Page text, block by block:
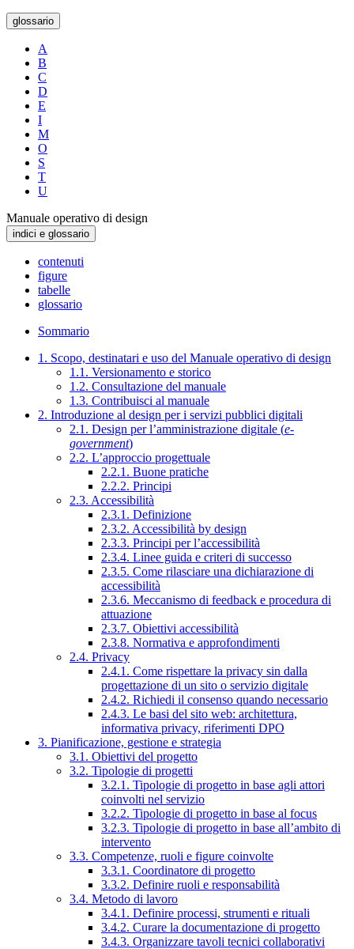
glossario
A
B
C
D
E
I
M
O
S
T
U
Manuale operativo di design
indici e glossario
contenuti
figure
tabelle
glossario
Sommario
1. Scopo, destinatari e uso del Manuale operativo di design
1.1. Versionamento e storico
1.2. Consultazione del manuale
1.3. Contribuisci al manuale
2. Introduzione al design per i servizi pubblici digitali
2.1. Design per l’amministrazione digitale (e-
government)
2.2. L’approccio progettuale
2.2.1. Buone pratiche
2.2.2. Principi
2.3. Accessibilità
2.3.1. Definizione
2.3.2. Accessibilità by design
2.3.3. Principi per l’accessibilità
2.3.4. Linee guida e criteri di successo
2.3.5. Come rilasciare una dichiarazione di
accessibilità
2.3.6. Meccanismo di feedback e procedura di
attuazione
2.3.7. Obiettivi accessibilità
2.3.8. Normativa e approfondimenti
2.4. Privacy
2.4.1. Come rispettare la privacy sin dalla
progettazione di un sito o servizio digitale
2.4.2. Richiedi il consenso quando necessario
2.4.3. Le basi del sito web: architettura,
informativa privacy, riferimenti DPO
3. Pianificazione, gestione e strategia
3.1. Obiettivi del progetto
3.2. Tipologie di progetti
3.2.1. Tipologie di progetto in base agli attori
coinvolti nel servizio
3.2.2. Tipologie di progetto in base al focus
3.2.3. Tipologie di progetto in base all’ambito di
intervento
3.3. Competenze, ruoli e figure coinvolte
3.3.1. Coordinatore di progetto
3.3.2. Definire ruoli e responsabilità
3.4. Metodo di lavoro
3.4.1. Definire processi, strumenti e rituali
3.4.2. Curare la documentazione di progetto
3.4.3. Organizzare tavoli tecnici collaborativi